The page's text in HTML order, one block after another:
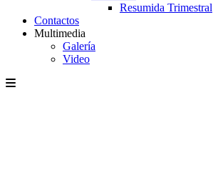
Resumida Trimestral
Contactos
Multimedia
Galería
Video